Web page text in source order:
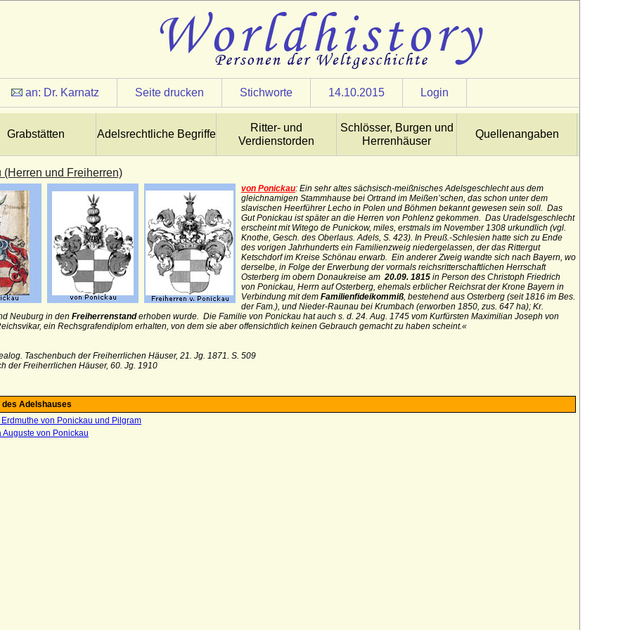
an: Dr. Karnatz Seite drucken Stichworte 14.10.2015 Login
Grabstätten Adelsrechtliche Begriffe
Ritter- und
Verdienstorden
Schlösser, Burgen und
Herrenhäuser
Quellenangaben
(Herren und Freiherren)
von Ponickau: Ein sehr altes sächsisch-meißnisches Adelsgeschlecht aus dem
gleichnamigen Stammhause bei Ortrand im Meißen’schen, das schon unter dem
slavischen Heerführer Lecho in Polen und Böhmen bekannt gewesen sein soll. Das
Gut Ponickau ist später an die Herren von Pohlenz gekommen. Das Uradelsgeschlecht
erscheint mit Witego de Punickow, miles, erstmals im November 1308 urkundlich (vgl.
Knothe, Gesch. des Oberlaus. Adels, S. 423). In Preuß.-Schlesien hatte sich zu Ende
des vorigen Jahrhunderts ein Familienzweig niedergelassen, der das Rittergut
Ketschdorf im Kreise Schönau erwarb. Ein anderer Zweig wandte sich nach Bayern, wo
derselbe, in Folge der Erwerbung der vormals reichsritterschaftlichen Herrschaft
Osterberg im obern Donaukreise am20.09. 1815 in Person des Christoph Friedrich
von Ponickau, Herrn auf Osterberg, ehemals erblicher Reichsrat der Krone Bayern in
Verbindung mit dem Familienfideikommiß, bestehend aus Osterberg (seit 1816 im Bes.
der Fam.), und Nieder-Raunau bei Krumbach (erworben 1850, zus. 647 ha); Kr.
Neuburg in den Freiherrenstanderhoben wurde. Die Familie von Ponickau hat auch s. d. 24. Aug. 1745 vom Kurfürsten Maximilian Joseph von
ein Rechsgrafendiplom erhalten, von dem sie aber offensichtlich keinen Gebrauch gemacht zu haben scheint.«
Taschenbuch der Freiherrlichen Häuser, 21. Jg. 1871. S. 509
der Freiherrlichen Häuser, 60. Jg. 1910
Adelshauses
von Ponickau und Pilgram
Auguste von Ponickau